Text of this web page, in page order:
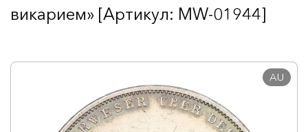
викарием» [Артикул: MW-01944]
AU